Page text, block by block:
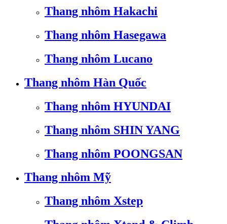
Thang nhôm Hakachi
Thang nhôm Hasegawa
Thang nhôm Lucano
Thang nhôm Hàn Quốc
Thang nhôm HYUNDAI
Thang nhôm SHIN YANG
Thang nhôm POONGSAN
Thang nhôm Mỹ
Thang nhôm Xstep